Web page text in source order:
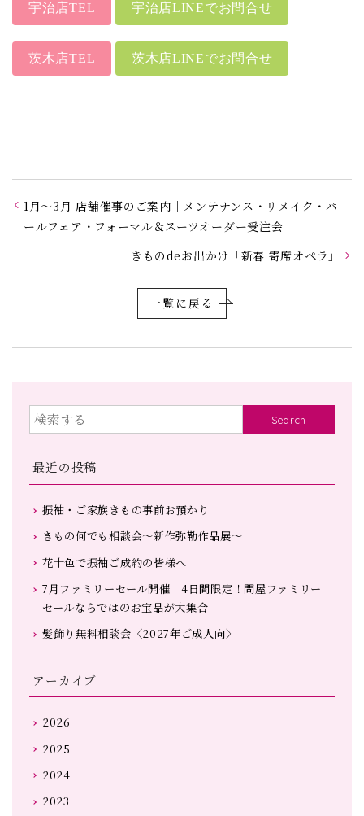
宇治店TEL 宇治店LINEでお問合せ
茨木店TEL 茨木店LINEでお問合せ
1月〜3月 店舗催事のご案内｜メンテナンス・リメイク・パ
ールフェア・フォーマル＆スーツオーダー受注会
きものdeお出かけ「新春 寄席オペラ」
一覧に戻る
Search
最近の投稿
振袖・ご家族きもの事前お預かり
きもの何でも相談会～新作弥勒作品展～
花十色で振袖ご成約の皆様へ
7月ファミリーセール開催｜4日間限定！問屋ファミリー
セールならではのお宝品が大集合
髪飾り無料相談会〈2027年ご成人向〉
アーカイブ
2026
2025
2024
2023